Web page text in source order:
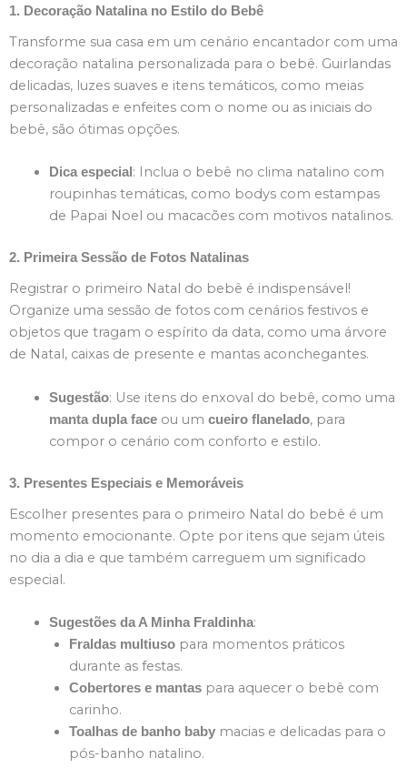
1. Decoração Natalina no Estilo do Bebê
Transforme sua casa em um cenário encantador com uma
decoração natalina personalizada para o bebê. Guirlandas
delicadas, luzes suaves e itens temáticos, como meias
personalizadas e enfeites com o nome ou as iniciais do
bebê, são ótimas opções.
Dica especial : Inclua o bebê no clima natalino com
roupinhas temáticas, como bodys com estampas
de Papai Noel ou macacões com motivos natalinos.
2. Primeira Sessão de Fotos Natalinas
Registrar o primeiro Natal do bebê é indispensável!
Organize uma sessão de fotos com cenários festivos e
objetos que tragam o espírito da data, como uma árvore
de Natal, caixas de presente e mantas aconchegantes.
Sugestão: Use itens do enxoval do bebê, como uma
manta dupla faceou um cueiro flanelado, para
compor o cenário com conforto e estilo.
3. Presentes Especiais e Memoráveis
Escolher presentes para o primeiro Natal do bebê é um
momento emocionante. Opte por itens que sejam úteis
no dia a dia e que também carreguem um significado
especial.
Sugestões da A Minha Fraldinha:
Fraldas multiusopara momentos práticos
durante as festas.
Cobertores e mantaspara aquecer o bebê com
carinho.
Toalhas de banho babymacias e delicadas para o
pós-banho natalino.